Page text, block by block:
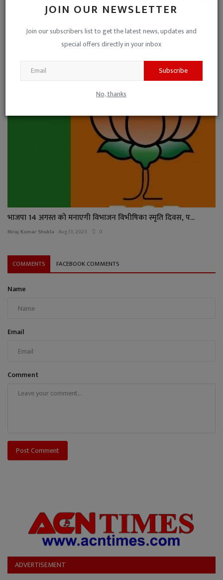
JOIN OUR NEWSLETTER
Join our subscribers list to get the latest news, updates and
special offers directly in your inbox
Subscribe
No, thanks
पत्नी से हुआ सामूहिक दुष्कर्म तो बदला लेने के लिए सबमर्...
भाजपा 14 अगस्त को मनाएगी विभाजन विभीषिका स्मृति दिवस, प...
Niraj Kumar Shukla Aug 13, 2023 0
COMMENTS FACEBOOK COMMENTS
Name
Email
Comment
Post Comment
ADVERTISEMENT